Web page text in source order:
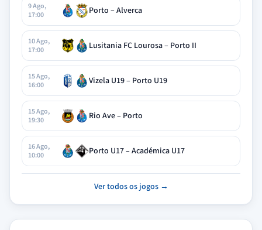
9 Ago,
17:00
Porto – Alverca
10 Ago,
17:00
Lusitania FC Lourosa – Porto II
15 Ago,
16:00
Vizela U19 – Porto U19
15 Ago,
19:30
Rio Ave – Porto
16 Ago,
10:00
Porto U17 – Académica U17
Ver todos os jogos →